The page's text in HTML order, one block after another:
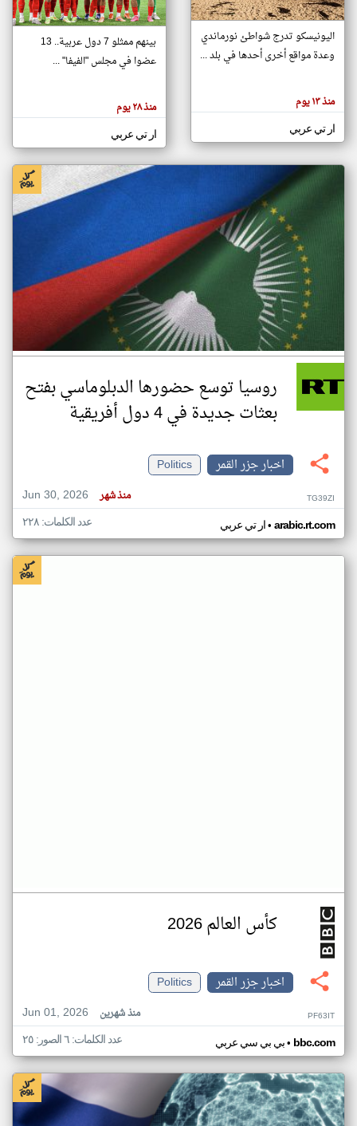
تغيير الدولة
اخبار جزر القمر على مدار الساعة
أهم اخبار جزر القمر العاجلة والمباشرة
هنا عن
وجهة
كاتبيها.
اليونيسكو تدرج شواطئ نورماندي
وعدة مواقع أخرى أحدها في بلد ...
منذ ١٣ يوم
ار تي عربي
بينهم ممثلو 7 دول عربية.. 13
عضوا في مجلس "الفيفا" ...
منذ ٢٨ يوم
ار تي عربي
روسيا توسع حضورها الدبلوماسي بفتح
بعثات جديدة في 4 دول أفريقية
اخبار جزر القمر
Politics
Jun 30, 2026
منذ شهر TG39ZI
ار تي عربي• arabic.rt.com عدد الكلمات: ٢٢٨
كأس العالم 2026
اخبار جزر القمر
Politics
Jun 01, 2026
منذ شهرين PF63IT
بي بي سي عربي• bbc.com عدد الكلمات: ٦ الصور: ٢٥
klyoum.com